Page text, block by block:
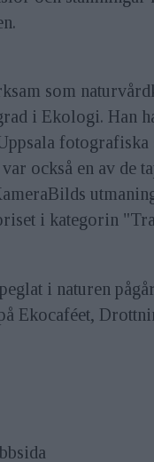
som
i Ekologi. Han
fotografiska
också en av de
i kategorin
i naturen
Ekocaféet,